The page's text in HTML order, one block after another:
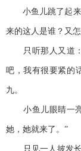
小鱼儿跳了起来
来的这人是谁？又
只听那人又道：
吧，我有很要紧的
九。
小鱼儿眼睛一亮
她，她就来了。”
只见一人披发长